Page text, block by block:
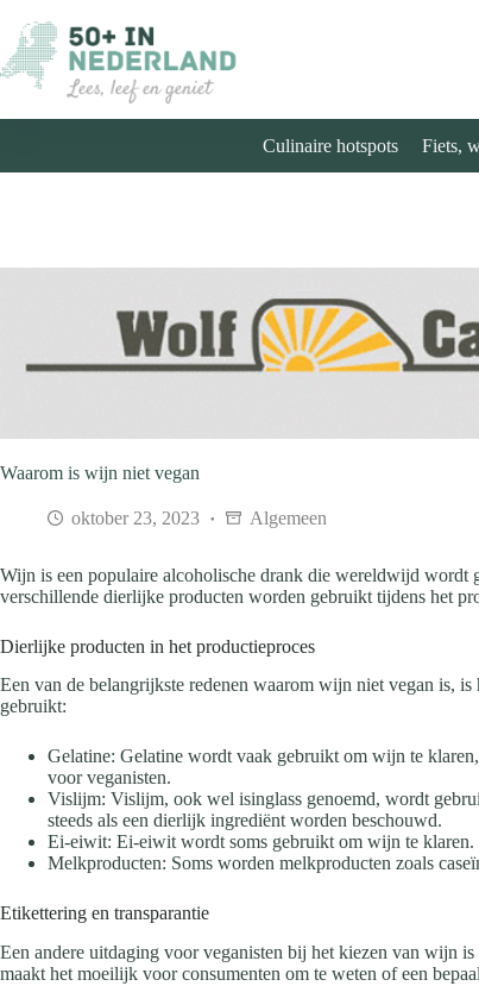
naar
de
inhoud
Culinaire hotspots Fiets,
Waarom is wijn niet vegan
oktober 23, 2023 Algemeen
Wijn is een populaire alcoholische drank die wereldwijd wordt
verschillende dierlijke producten worden gebruikt tijdens het
Dierlijke producten in het productieproces
Een van de belangrijkste redenen waarom wijn niet vegan is,
gebruikt:
Gelatine: Gelatine wordt vaak gebruikt om wijn te
voor veganisten.
Vislijm: Vislijm, ook wel isinglass genoemd, wordt
steeds als een dierlijk ingrediënt worden beschouwd.
Ei-eiwit: Ei-eiwit wordt soms gebruikt om wijn te klaren.
Melkproducten: Soms worden melkproducten zoals
Etikettering en transparantie
Een andere uitdaging voor veganisten bij het kiezen van wijn
maakt het moeilijk voor consumenten om te weten of een